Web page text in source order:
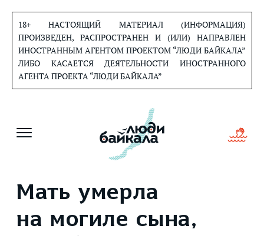
содержанию
18+ НАСТОЯЩИЙ МАТЕРИАЛ (ИНФОРМАЦИЯ)
ПРОИЗВЕДЕН, РАСПРОСТРАНЕН И (ИЛИ) НАПРАВЛЕН
ИНОСТРАННЫМ АГЕНТОМ ПРОЕКТОМ “ЛЮДИ БАЙКАЛА”
ЛИБО КАСАЕТСЯ ДЕЯТЕЛЬНОСТИ ИНОСТРАННОГО
АГЕНТА ПРОЕКТА “ЛЮДИ БАЙКАЛА”
Мать умерла
на могиле сына,